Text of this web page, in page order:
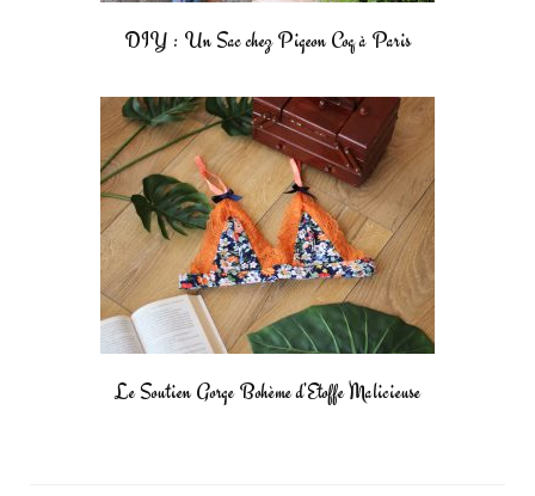
DIY : Un Sac chez Pigeon Coq à Paris
Le Soutien Gorge Bohème d’Etoffe Malicieuse